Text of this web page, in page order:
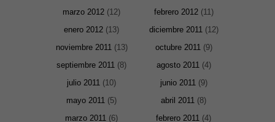
marzo 2012 (12) febrero 2012(11)
enero 2012 (13) diciembre 2011(12)
noviembre 2011(13) octubre 2011(9)
septiembre 2011 (8) agosto 2011(4)
julio 2011 (10) junio 2011(9)
mayo 2011 (5) abril 2011 (8)
marzo 2011 (6) febrero 2011 (4)